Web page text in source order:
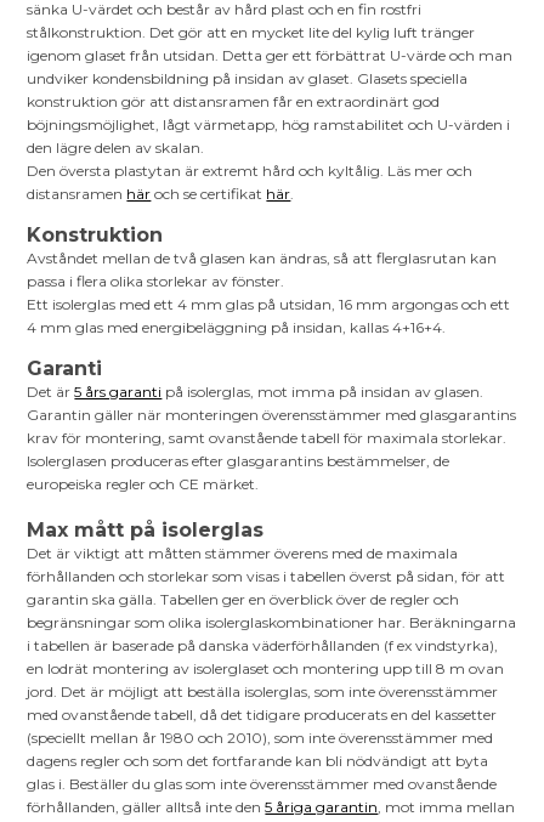
sänka U-värdet och består av hård plast och en fin rostfri
stålkonstruktion. Det gör att en mycket lite del kylig luft tränger
igenom glaset från utsidan. Detta ger ett förbättrat U-värde och man
undviker kondensbildning på insidan av glaset. Glasets speciella
konstruktion gör att distansramen får en extraordinärt god
böjningsmöjlighet, lågt värmetapp, hög ramstabilitet och U-värden i
den lägre delen av skalan.
Den översta plastytan är extremt hård och kyltålig. Läs mer och
distansramen här och se certifikat här.
Konstruktion
Avståndet mellan de två glasen kan ändras, så att flerglasrutan kan
passa i flera olika storlekar av fönster.
Ett isolerglas med ett 4 mm glas på utsidan, 16 mm argongas och ett
4 mm glas med energibeläggning på insidan, kallas 4+16+4.
Garanti
Det är5 års garanti på isolerglas, mot imma på insidan av glasen.
Garantin gäller när monteringen överensstämmer med glasgarantins
krav för montering, samt ovanstående tabell för maximala storlekar.
Isolerglasen produceras efter glasgarantins bestämmelser, de
europeiska regler och CE märket.
Max mått på isolerglas
Det är viktigt att måtten stämmer överens med de maximala
förhållanden och storlekar som visas i tabellen överst på sidan, för att
garantin ska gälla. Tabellen ger en överblick över de regler och
begränsningar som olika isolerglaskombinationer har. Beräkningarna
i tabellen är baserade på danska väderförhållanden (f ex vindstyrka),
en lodrät montering av isolerglaset och montering upp till 8 m ovan
jord. Det är möjligt att beställa isolerglas, som inte överensstämmer
med ovanstående tabell, då det tidigare producerats en del kassetter
(speciellt mellan år 1980 och 2010), som inte överensstämmer med
dagens regler och som det fortfarande kan bli nödvändigt att byta
glas i. Beställer du glas som inte överensstämmer med ovanstående
förhållanden, gäller alltså inte den5 åriga garantin, mot imma mellan